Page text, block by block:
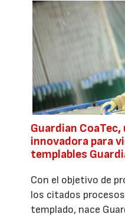
Guardian
innovadora para
templables
Con el objetivo de
los citados
templado, nace